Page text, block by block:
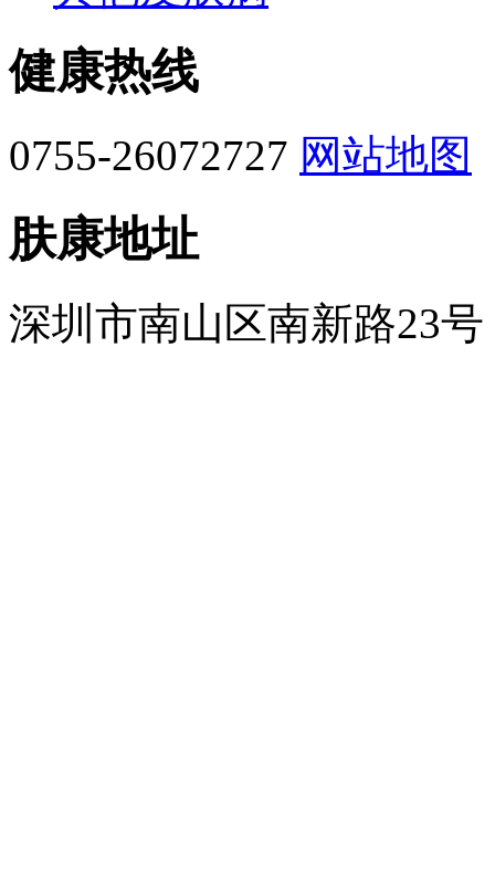
健康热线
0755-26072727 网站地图
肤康地址
深圳市南山区南新路23